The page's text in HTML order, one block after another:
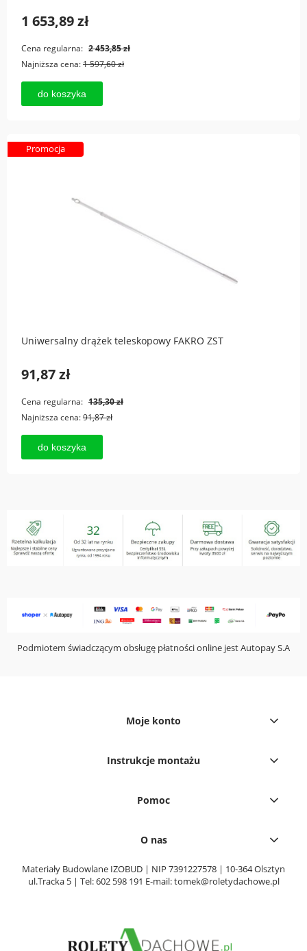
1 653,89 zł
Cena regularna: 2 453,85 zł
Najniższa cena:1 597,60 zł
do koszyka
Uniwersalny drążek teleskopowy FAKRO ZST
91,87 zł
Cena regularna: 135,30 zł
Najniższa cena:91,87 zł
do koszyka
Promocja
Podmiotem świadczącym obsługę płatności online jest Autopay S.A
Moje konto
Instrukcje montażu
Pomoc
O nas
Materiały Budowlane IZOBUD | NIP 7391227578 | 10-364 Olsztyn
ul.Tracka 5 | Tel:602 598 191 E-mail:tomek@roletydachowe.pl